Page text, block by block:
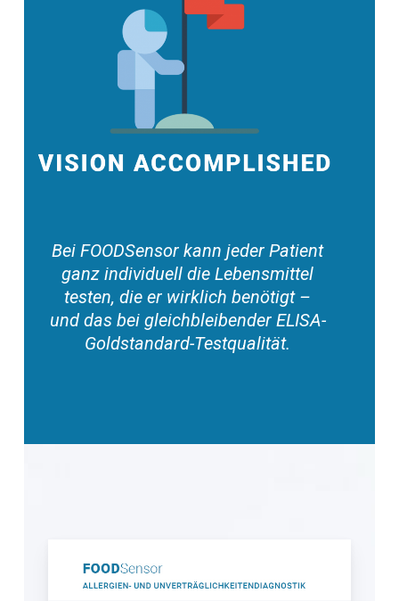
Bei FOODSensor kann jeder Patient
ganz individuell die Lebensmittel
testen, die er wirklich benötigt –
und das bei gleichbleibender ELISA-
Goldstandard-Testqualität.